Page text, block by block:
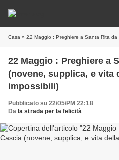
Casa » 22 Maggio : Preghiere a Santa Rita da Cascia
22 Maggio : Preghiere a
(novene, supplica, e vita
impossibili)
Pubblicato su 22/05/PM 22:18
Da la strada per la felicità